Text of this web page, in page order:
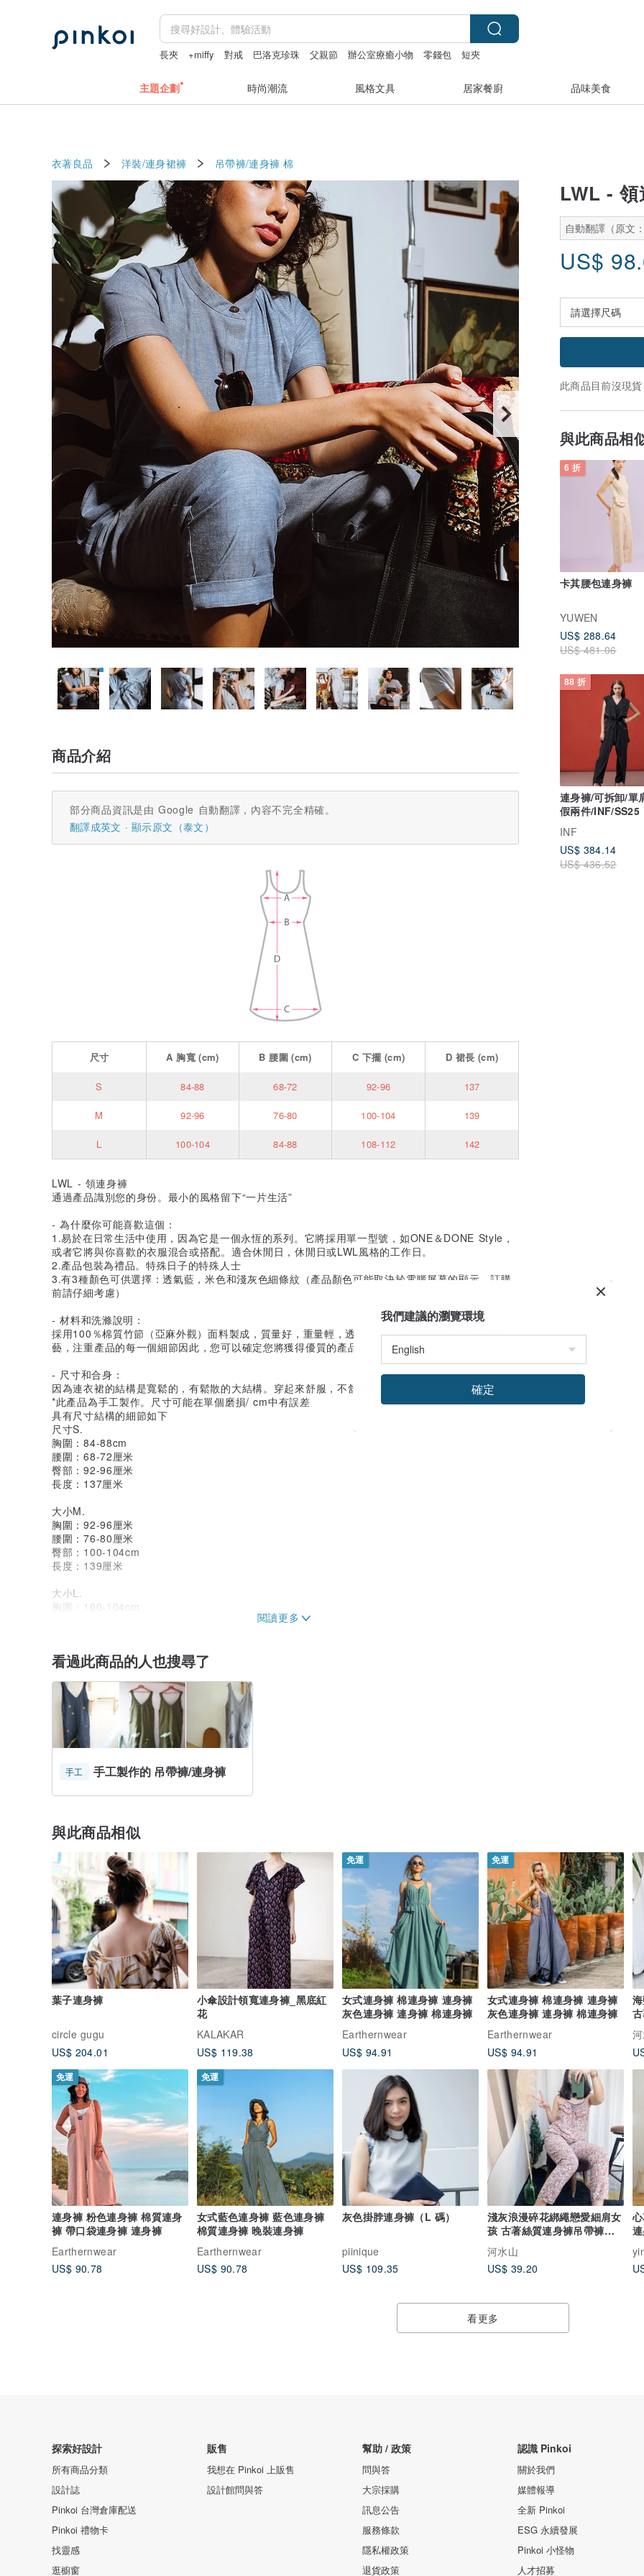
長夾 +miffy 對戒 巴洛克珍珠 父親節 辦公室療癒小物 零錢包 短夾
主題企劃 時尚潮流 風格文具 居家餐廚 品味美食
衣著良品 洋裝/連身裙褲 吊帶褲/連身褲 棉
LWL -
自動翻譯（原文
US$
此商品目前沒現
與此商品相
6 折
卡其腰包連身褲
YUWEN
US$ 288.64
US$ 481.06
88 折
連身褲/可拆卸/單
假兩件/INF/SS25
INF
US$ 384.14
US$ 436.52
商品介紹
部分商品資訊是由 Google 自動翻譯，內容不完全精確。
翻譯成英文
顯示原文（泰文）
尺寸 A 胸寬(cm) B 腰圍(cm) C 下擺 (cm) D 裙長 (cm)
S 84-88 68-72 92-96 137
M 92-96 76-80 100-104 139
L 100-104 84-88 108-112 142
LWL - 領連身褲
通過產品識別您的身份。最小的風格留下“一片生活”
- 為什麼你可能喜歡這個：
1.易於在日常生活中使用，因為它是一個永恆的系列。它將採用單一型號，如ONE＆DONE Style，
或者它將與你喜歡的衣服混合或搭配。適合休閒日，休閒日或LWL風格的工作日。
2.產品包裝為禮品。特殊日子的特殊人士
3.有3種顏色可供選擇：透氣藍，米色和淺灰色細條紋（產品顏色可能取決於電腦屏幕的顯示。訂購
前請仔細考慮）
- 材料和洗滌說明：
採用100％棉質竹節（亞麻外觀）面料製成，質量好，重量輕，透氣。易於維護通過精緻的縫製工
藝，注重產品的每一個細節因此，您可以確定您將獲得優質的產品。
- 尺寸和合身：
因為連衣裙的結構是寬鬆的，有鬆散的大結構。穿起來舒服，不舒服
*此產品為手工製作。尺寸可能在單個磨損/ cm中有誤差
具有尺寸結構的細節如下
尺寸S.
胸圍：84-88cm
腰圍：68-72厘米
臀部：92-96厘米
長度：137厘米
大小M.
胸圍：92-96厘米
腰圍：76-80厘米
臀部：100-104cm
長度：139厘米
大小L.
胸圍：100-104cm
- 送貨詳情：
收到付款信息後我們將在48小時內完成交貨。
對於泰國客戶，產品將在2-5個工作日內交付，對於海外客戶，請在留言框中查看。
看過此商品的人也搜尋了
手工 手工製作的 吊帶褲/連身褲
與此商品相似
葉子連身褲
circle gugu
US$ 204.01
小傘設計領寬連身褲_黑底紅
花
KALAKAR
US$ 119.38
免運
女式連身褲 棉連身褲 連身褲
灰色連身褲 連身褲 棉連身褲
Earthernwear
US$ 94.91
免運
女式連身褲 棉連身褲 連身褲
灰色連身褲 連身褲 棉連身褲
Earthernwear
US$ 94.91
免運
連身褲 粉色連身褲 棉質連身
褲 帶口袋連身褲 連身褲
Earthernwear
US$ 90.78
免運
女式藍色連身褲 藍色連身褲
棉質連身褲 晚裝連身褲
Earthernwear
US$ 90.78
灰色掛脖連身褲（L 碼）
piinique
US$ 109.35
淺灰浪漫碎花綁繩戀愛細肩女
孩 古著絲質連身褲吊帶褲
overalls
河水山
US$ 39.20
看更多
探索好設計
所有商品分類
設計誌
Pinkoi 台灣倉庫配送
Pinkoi 禮物卡
找靈感
逛櫥窗
販售
我想在 Pinkoi 上販售
設計館問與答
幫助 / 政策
問與答
大宗採購
訊息公告
服務條款
隱私權政策
退貨政策
認識 Pinkoi
關於我們
媒體報導
全新 Pinkoi
ESG 永續發展
Pinkoi 小怪物
人才招募
我們建議的瀏覽環境
確定